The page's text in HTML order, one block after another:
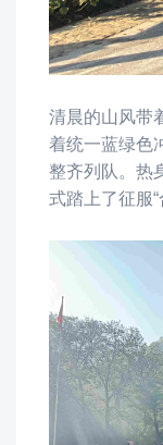
清晨的山风带
着统一蓝绿色
整齐列队。热
式踏上了征服“